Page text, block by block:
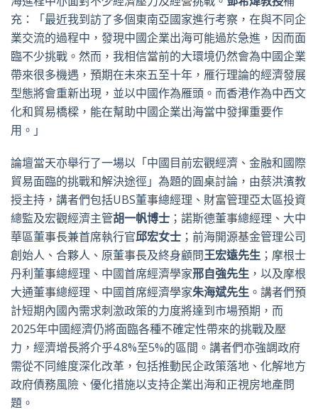
充：「最近我到訪了多個東南亞國家進行考察，在與不同企
業交流的過程中，發現中國企業出海可能過於急進，因而面
臨不少挑戰。然而，我相信當前的大環境仍然會為中國企業
帶來很多機遇，預期在未來五至十年，雁行理論的經濟發展
型態將會重新出現，並以中國作為雁頭。而香港作為中西文
化和貿易橋樑，能在幫助中國企業出海當中發揮重要作
用。」
論壇當天亦舉行了一場以「中國目前宏觀經濟、金融和國際
貿易面臨的挑戰和解決途徑」為題的圓桌討論，由蔡洪濱教
授主持，講者們包括UBS董事總經理、財富管理亞太區投資
總監及宏觀經濟主管胡一帆博士 ；諾斯德董事總經理、大中
華區董事長兼首席執行官邱宏女士 ；前海開源基金管理公司
創始人、合夥人、原董事長及終身顧問王宏遠先生 ；摩根士
丹利董事總經理、中國首席經濟學家邢自強先生 ，以及摩根
大通董事總經理、中國首席經濟學家朱海斌先生 。講者們預
計短期內國內需求刺激政策的力度將達到市場預期，而
2025年中國經濟仍將面臨各種不確定性帶來的挑戰及壓
力，經濟增長將介乎4.8%至5%的區間。講者們亦強調政府
需從不同維度深化改革，包括推動民企政策落地、化解地方
政府債務風險、優化措施以支持企業出海和正視房地產問
題。